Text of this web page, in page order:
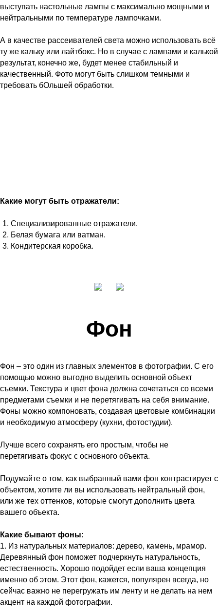
выступать настольные лампы с максимально мощными и
нейтральными по температуре лампочками.
А в качестве рассеивателей света можно использовать всё
ту же кальку или лайтбокс. Но в случае с лампами и калькой
результат, конечно же, будет менее стабильный и
качественный. Фото могут быть слишком темными и
требовать бОльшей обработки.
Какие могут быть отражатели:
Специализированные отражатели.
Белая бумага или ватман.
Кондитерская коробка.
Фон
Фон – это один из главных элементов в фотографии. С его
помощью можно выгодно выделить основной объект
съемки. Текстура и цвет фона должна сочетаться со всеми
предметами съемки и не перетягивать на себя внимание.
Фоны можно компоновать, создавая цветовые комбинации
и необходимую атмосферу (кухни, фотостудии).
Лучше всего сохранять его простым, чтобы не
перетягивать фокус с основного объекта.
Подумайте о том, как выбранный вами фон контрастирует с
объектом, хотите ли вы использовать нейтральный фон,
или же тех оттенков, которые смогут дополнить цвета
вашего объекта.
Какие бывают фоны:
1. Из натуральных материалов: дерево, камень, мрамор.
Деревянный фон поможет подчеркнуть натуральность,
естественность. Хорошо подойдет если ваша концепция
именно об этом. Этот фон, кажется, популярен всегда, но
сейчас важно не перегружать им ленту и не делать на нем
акцент на каждой фотографии.